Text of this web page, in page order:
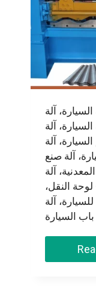
آلة
آلة
آلة
آلة صنع
آلة
النقل،
للسيارة، آلة
السيارة